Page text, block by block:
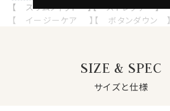
【 スリムフィット 】【 ストレッチ 】
【 イージーケア 】【 ボタンダウン 】
★動きやすいストレッチ
SIZE & SPEC
サイズと仕様